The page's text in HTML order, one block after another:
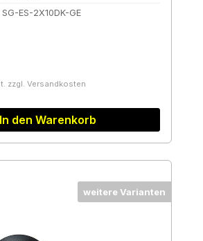
SG-ES-2X10DK-GE
zzgl. Versandkosten
In den Warenkorb
weitere Varianten